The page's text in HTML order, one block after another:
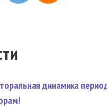
динамика